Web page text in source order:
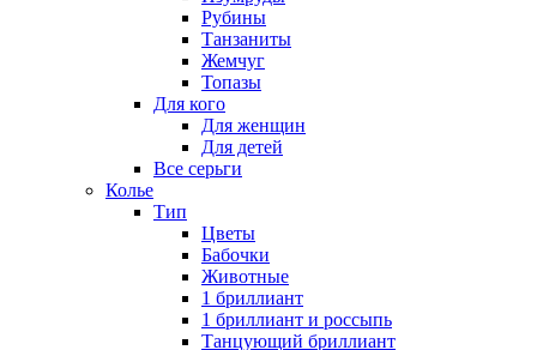
Рубины
Танзаниты
Жемчуг
Топазы
Для кого
Для женщин
Для детей
Все серьги
Колье
Тип
Цветы
Бабочки
Животные
1 бриллиант
1 бриллиант и россыпь
Танцующий бриллиант